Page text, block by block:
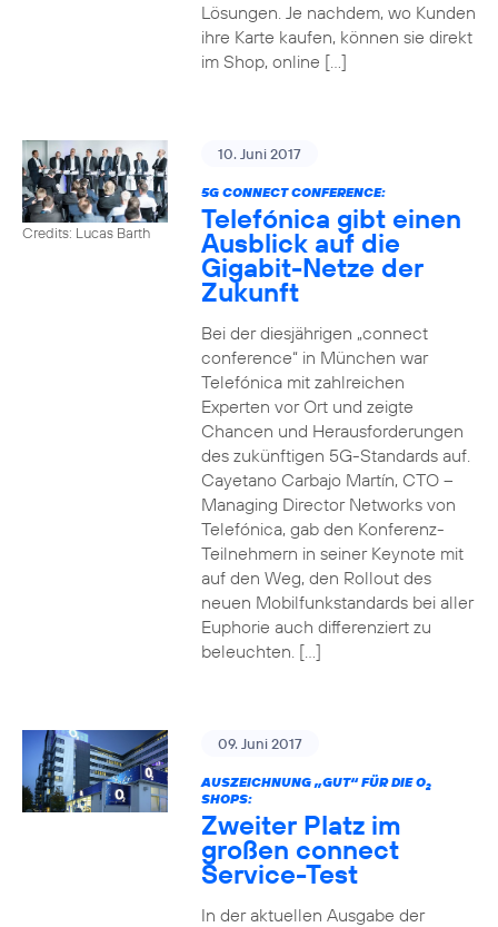
Lösungen. Je nachdem, wo Kunden
ihre Karte kaufen, können sie direkt
im Shop, online […]
Credits: Lucas Barth
10. Juni 2017
5G CONNECT CONFERENCE:
Telefónica gibt einen
Ausblick auf die
Gigabit-Netze der
Zukunft
Bei der diesjährigen „connect
conference“ in München war
Telefónica mit zahlreichen
Experten vor Ort und zeigte
Chancen und Herausforderungen
des zukünftigen 5G-Standards auf.
Cayetano Carbajo Martín, CTO –
Managing Director Networks von
Telefónica, gab den Konferenz-
Teilnehmern in seiner Keynote mit
auf den Weg, den Rollout des
neuen Mobilfunkstandards bei aller
Euphorie auch differenziert zu
beleuchten. […]
09. Juni 2017
AUSZEICHNUNG „GUT“ FÜR DIE O2
SHOPS:
Zweiter Platz im
großen connect
Service-Test
In der aktuellen Ausgabe der